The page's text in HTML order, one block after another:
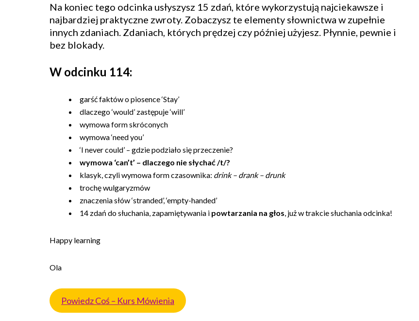
Na koniec tego odcinka usłyszysz 15 zdań, które wykorzystują najciekawsze i
najbardziej praktyczne zwroty. Zobaczysz te elementy słownictwa w zupełnie
innych zdaniach. Zdaniach, których prędzej czy później użyjesz. Płynnie, pewnie i
bez blokady.
W odcinku 114:
garść faktów o piosence ‘Stay’
dlaczego ‘would’ zastępuje ‘will’
wymowa form skróconych
wymowa ‘need you’
‘I never could’ – gdzie podziało się przeczenie?
wymowa ‘can’t’ – dlaczego nie słychać /t/?
klasyk, czyli wymowa form czasownika: drink – drank – drunk
trochę wulgaryzmów
znaczenia słów ‘stranded’, ‘empty-handed’
14 zdań do słuchania, zapamiętywania i powtarzania na głos, już w trakcie słuchania odcinka!
Happy learning
Ola
Powiedz Coś – Kurs Mówienia